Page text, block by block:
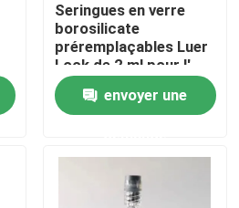
Seringues en verre
borosilicate
préremplaçables Luer
Lock de 2 ml pour l'
huile essentielle
envoyer une